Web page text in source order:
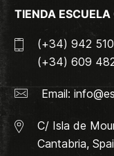
TIENDA
(+34) 942
(+34) 609
Email:
C/ Isla de
Cantabria,